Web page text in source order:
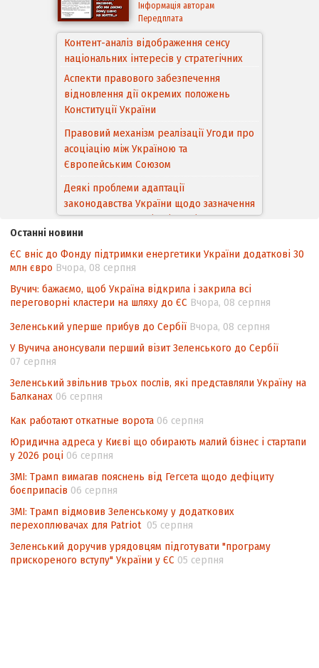
Інформація авторам
Передплата
Аспекти правового забезпечення
відновлення дії окремих положень
Конституції України
Правовий механізм реалізації Угоди про
асоціацію між Україною та
Європейським Cоюзом
Деякі проблеми адаптації
законодавства України щодо зазначення
походження товарів відповідно до
Угоди про торговельні аспекти прав
інтелектуальної власності (TRIPS) у
контексті євроінтеграції
Аналіз виборчого законодавства щодо
невизначеності механізму повторного
підрахунку голосів виборців
Інформаційна безпека суспільства
Контент-аналіз відображення сенсу
національних інтересів у стратегічних
Останні новини
ЄС вніс до Фонду підтримки енергетики України додаткові 30
млн євро Вчора, 08 серпня
Вучич: бажаємо, щоб Україна відкрила і закрила всі
переговорні кластери на шляху до ЄС Вчора, 08 серпня
Зеленський уперше прибув до Сербії Вчора, 08 серпня
У Вучича анонсували перший візит Зеленського до Сербії
07 серпня
Зеленський звільнив трьох послів, які представляли Україну на
Балканах 06 серпня
Как работают откатные ворота 06 серпня
Юридична адреса у Києві що обирають малий бізнес і стартапи
у 2026 році 06 серпня
ЗМІ: Трамп вимагав пояснень від Гегсета щодо дефіциту
боєприпасів 06 серпня
ЗМІ: Трамп відмовив Зеленському у додаткових
перехоплювачах для Patriot 05 серпня
Зеленський доручив урядовцям підготувати "програму
прискореного вступу" України у ЄС 05 серпня